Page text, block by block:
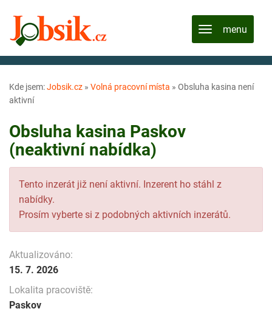
Kde jsem:Jobsik.cz » Volná pracovní místa » Obsluha kasina není
aktivní
Obsluha kasina Paskov
(neaktivní nabídka)
Tento inzerát již není aktivní. Inzerent ho stáhl z
nabídky.
Prosím vyberte si z podobných aktivních inzerátů.
Aktualizováno:
15. 7. 2026
Lokalita pracoviště:
Paskov